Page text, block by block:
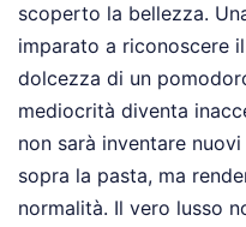
scoperto la bellezza.
imparato a riconoscere
dolcezza di un
mediocrità diventa
non sarà inventare
sopra la pasta, ma
normalità. Il vero lusso